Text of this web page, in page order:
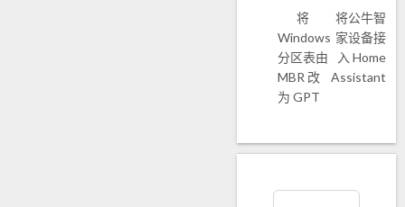
将
Windows
分区表由
MBR 改
为 GPT
将公牛智
家设备接
入 Home
Assistant